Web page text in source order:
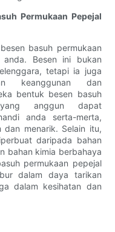
Permukaan Pepejal
basuh permukaan
Besen ini bukan
tetapi ia juga
keanggunan dan
bentuk besen basuh
anggun dapat
anda serta-merta,
dan menarik. Selain itu,
daripada bahan
bahan kimia berbahaya
permukaan pepejal
dalam daya tarikan
dalam kesihatan dan